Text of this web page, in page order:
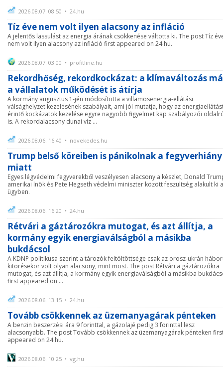
2026.08.07. 08:50 • 24.hu
Tíz éve nem volt ilyen alacsony az infláció
A jelentős lassulást az energia árának csökkenése váltotta ki. The post Tíz
nem volt ilyen alacsony az infláció first appeared on 24.hu.
2026.08.07. 03:00 • profitline.hu
Rekordhőség, rekordkockázat: a klímaváltozás
a vállalatok működését is átírja
A kormány augusztus 1-jén módosította a villamosenergia-ellátási
válsághelyzet kezelésének szabályait, ami jól mutatja, hogy az
érintő kockázatok kezelése egyre nagyobb figyelmet kap szabályozói
is. A rekordalacsony dunai víz ...
2026.08.06. 16:40 • novekedes.hu
Trump belső köreiben is pánikolnak a fegyverhiány
miatt
Egyes légvédelmi fegyverekből veszélyesen alacsony a készlet, Donald
amerikai lnök és Pete Hegseth védelmi miniszter között feszültség alakult ki
ügyben.
2026.08.06. 16:20 • 24.hu
Rétvári a gáztározókra mutogat, és azt állítja, a
kormány egyik energiaválságból a másikba
bukdácsol
A KDNP politikusa szerint a tározók feltöltöttsége csak az orosz-ukrán
kitörésekor volt olyan alacsony, mint most. The post Rétvári a gáztározókra
mutogat, és azt állítja, a kormány egyik energiaválságból a másikba
first appeared on ...
2026.08.06. 13:15 • 24.hu
Tovább csökkennek az üzemanyagárak pénteken
A benzin beszerzési ára 9 forinttal, a gázolajé pedig 3 forinttal lesz
alacsonyabb. The post Tovább csökkennek az üzemanyagárak pénteken
appeared on 24.hu.
2026.08.06. 10:25 • vg.hu